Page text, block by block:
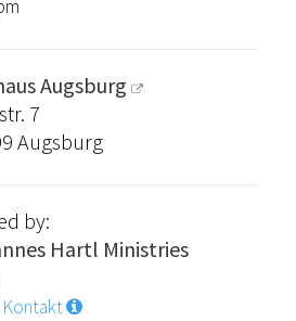
Augsburg
7
Augsburg
by:
Hartl Ministries
Kontakt